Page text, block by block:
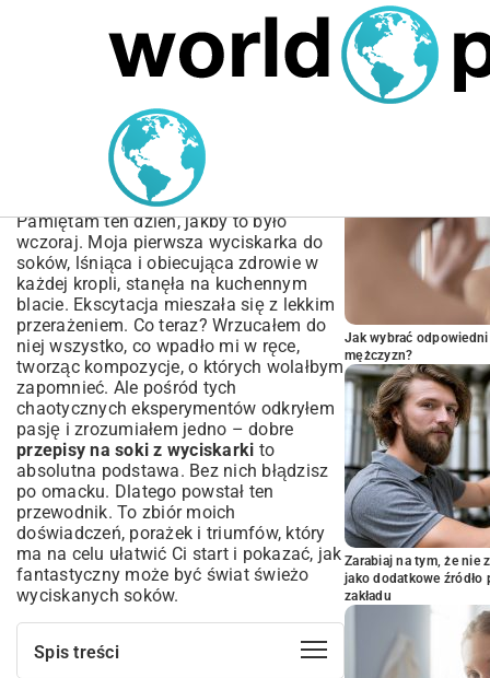
MARIUSZ ŁAMAGA 05.10.2025
Najlepsze przepisy na soki
z wyciskarki | Poradnik
dla początkujących
Pamiętam ten dzień, jakby to było
wczoraj. Moja pierwsza wyciskarka do
soków, lśniąca i obiecująca zdrowie w
każdej kropli, stanęła na kuchennym
blacie. Ekscytacja mieszała się z lekkim
przerażeniem. Co teraz? Wrzucałem do
niej wszystko, co wpadło mi w ręce,
tworząc kompozycje, o których wolałbym
zapomnieć. Ale pośród tych
chaotycznych eksperymentów odkryłem
pasję i zrozumiałem jedno – dobre
przepisy na soki z wyciskarki to
absolutna podstawa. Bez nich błądzisz
po omacku. Dlatego powstał ten
przewodnik. To zbiór moich
doświadczeń, porażek i triumfów, który
ma na celu ułatwić Ci start i pokazać, jak
fantastyczny może być świat świeżo
wyciskanych soków.
Spis treści
Jak wybrać
mężczyzn?
Zarabiaj na tym, że nie
jako dodatkowe
zakładu